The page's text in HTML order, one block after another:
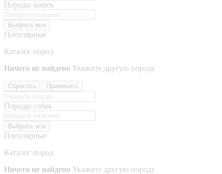
Породы кошек
Выбрать все
Популярные
Каталог пород
Ничего не найдено Укажите другую породу
Сбросить Применить
Породы собак
Выбрать все
Популярные
Каталог пород
Ничего не найдено Укажите другую породу